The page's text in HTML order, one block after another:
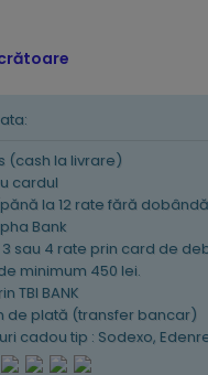
(cash la livrare)
cardul
la 12 rate fără
Bank
3 sau 4 rate prin card de
minimum 450 lei.
TBI BANK
de plată (transfer bancar)
cadou tip : Sodexo,